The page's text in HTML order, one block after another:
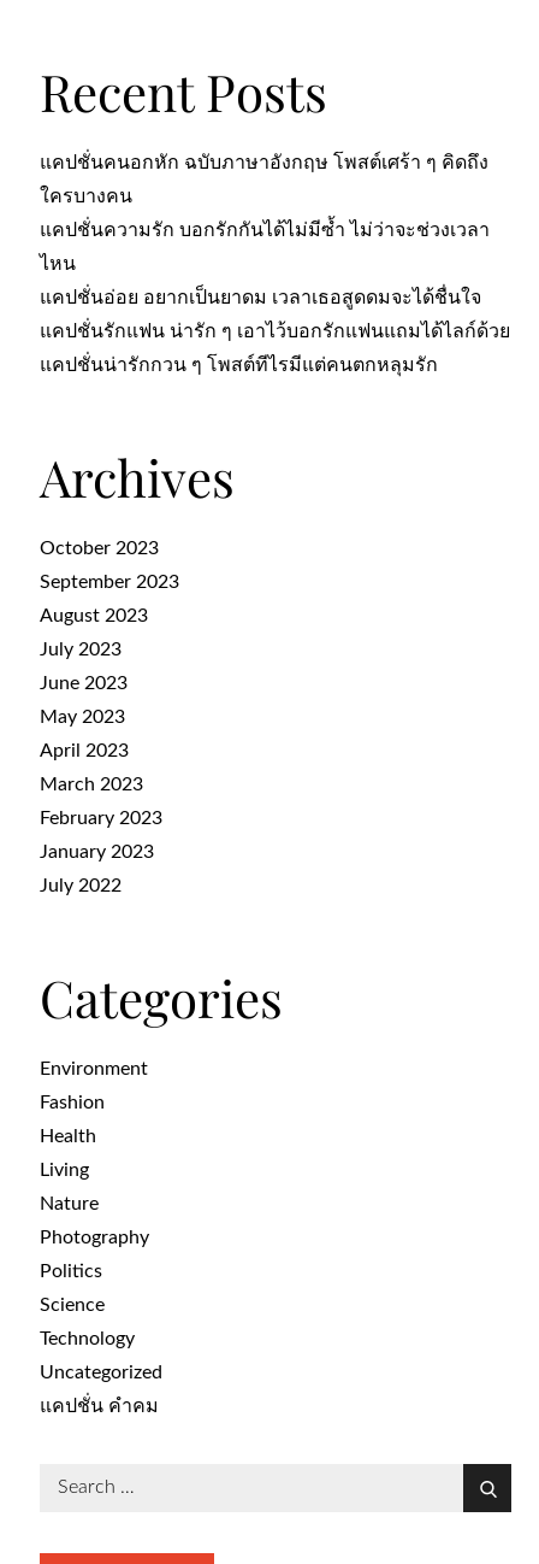
Recent Posts
แคปชั่นคนอกหัก ฉบับภาษาอังกฤษ โพสต์เศร้า ๆ คิดถึง
ใครบางคน
แคปชั่นความรัก บอกรักกันได้ไม่มีซ้ำ ไม่ว่าจะช่วงเวลา
ไหน
แคปชั่นอ่อย อยากเป็นยาดม เวลาเธอสูดดมจะได้ชื่นใจ
แคปชั่นรักแฟน น่ารัก ๆ เอาไว้บอกรักแฟนแถมได้ไลก์ด้วย
แคปชั่นน่ารักกวน ๆ โพสต์ทีไรมีแต่คนตกหลุมรัก
Archives
October 2023
September 2023
August 2023
July 2023
June 2023
May 2023
April 2023
March 2023
February 2023
January 2023
July 2022
Categories
Environment
Fashion
Health
Living
Nature
Photography
Politics
Science
Technology
Uncategorized
แคปชั่น คำคม
Search
Search